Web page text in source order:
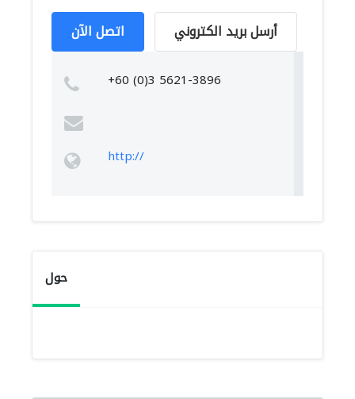
اتصل الآن أرسل بريد الكتروني
+60 (0)3 5621-3896
http://
حول